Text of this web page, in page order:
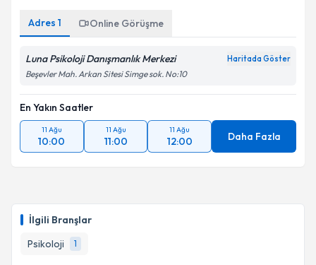
İlgili Branşlar
Psikoloji
1
Adres 1 Online Görüşme
Luna Psikoloji Danışmanlık Merkezi Haritada Göster
Beşevler Mah. Arkan Sitesi Simge sok. No:10
En Yakın Saatler
11 Ağu
10:00
11 Ağu
11:00
11 Ağu
12:00 Daha Fazla